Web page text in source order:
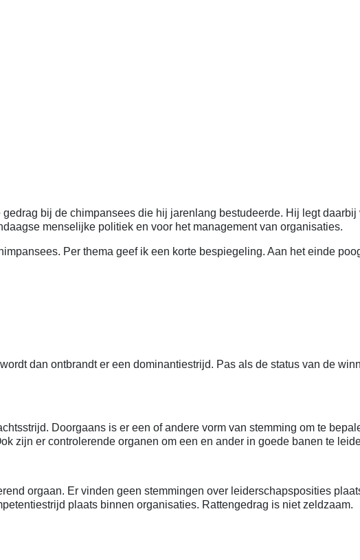
bij de chimpansees die hij jarenlang bestudeerde. Hij legt
menselijke politiek en voor het management van organisaties.
Per thema geef ik een korte bespiegeling. Aan het einde
dan ontbrandt er een dominantiestrijd. Pas als de status van de
Doorgaans is er een of andere vorm van stemming om te
zijn er controlerende organen om een en ander in goede banen te
orgaan. Er vinden geen stemmingen over leiderschapsposities
plaats binnen organisaties. Rattengedrag is niet zeldzaam.